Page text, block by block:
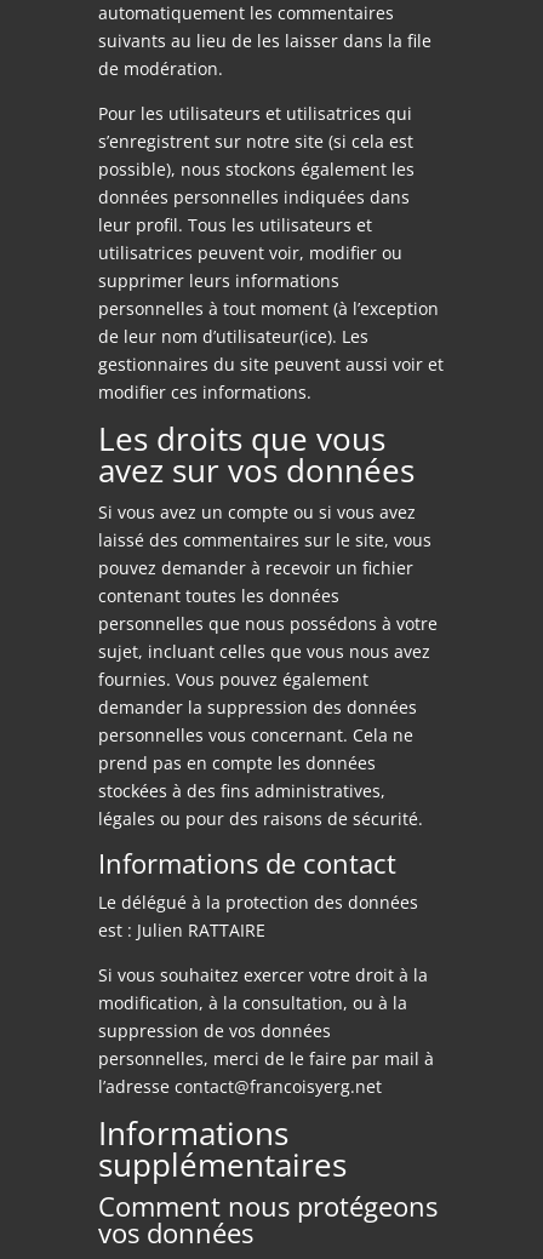
automatiquement les commentaires
suivants au lieu de les laisser dans la file
de modération.
Pour les utilisateurs et utilisatrices qui
s’enregistrent sur notre site (si cela est
possible), nous stockons également les
données personnelles indiquées dans
leur profil. Tous les utilisateurs et
utilisatrices peuvent voir, modifier ou
supprimer leurs informations
personnelles à tout moment (à l’exception
de leur nom d’utilisateur(ice). Les
gestionnaires du site peuvent aussi voir et
modifier ces informations.
Les droits que vous
avez sur vos données
Si vous avez un compte ou si vous avez
laissé des commentaires sur le site, vous
pouvez demander à recevoir un fichier
contenant toutes les données
personnelles que nous possédons à votre
sujet, incluant celles que vous nous avez
fournies. Vous pouvez également
demander la suppression des données
personnelles vous concernant. Cela ne
prend pas en compte les données
stockées à des fins administratives,
légales ou pour des raisons de sécurité.
Informations de contact
Le délégué à la protection des données
est : Julien RATTAIRE
Si vous souhaitez exercer votre droit à la
modification, à la consultation, ou à la
suppression de vos données
personnelles, merci de le faire par mail à
l’adresse contact@francoisyerg.net
Informations
supplémentaires
Comment nous protégeons
vos données